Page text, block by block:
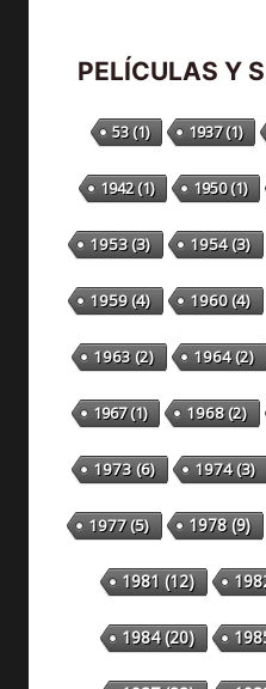
PELÍCULAS Y
53(1) 1937(1)
1942(1) 1950(1)
1953(3) 1954(3)
1959(4) 1960(4)
1963(2) 1964(2)
1967(1) 1968(2)
1973(6) 1974(3)
1977(5) 1978(9)
1981 (12)
1984(20)